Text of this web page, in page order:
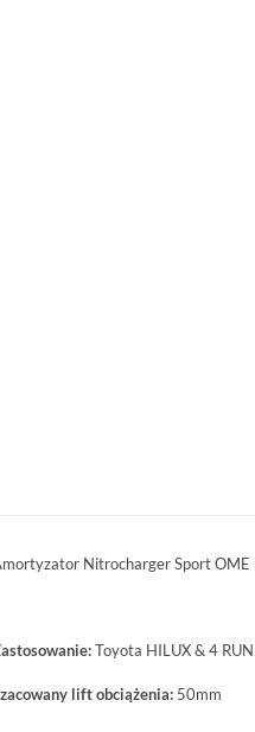
Nitrocharger Sport OME
Toyota HILUX & 4
lift obciążenia: 50mm